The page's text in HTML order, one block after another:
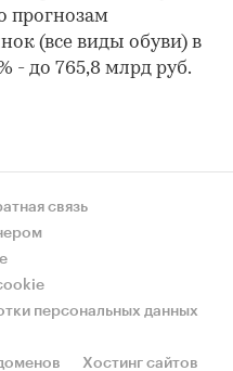
прогнозам
(все виды обуви) в
- до 765,8 млрд руб.
связь
персональных данных
Хостинг сайтов